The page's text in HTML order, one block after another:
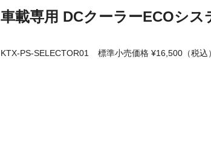
車載専用 DCクーラーECOシ
KTX-PS-SELECTOR01 標準小売価格 ¥16,500（税込）